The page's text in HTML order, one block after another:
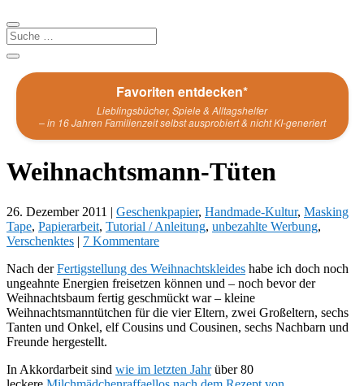
Favoriten entdecken*
Lieblingsbücher, Spiele & Alltagshelfer
– in 16 Jahren Familienzeit selbst ausprobiert & nicht KI-generiert
Weihnachtsmann-Tüten
26. Dezember 2011 | Geschenkpapier, Handmade-Kultur, Masking
Tape, Papierarbeit, Tutorial / Anleitung, unbezahlte Werbung,
Verschenktes | 7 Kommentare
Nach derFertigstellung des Weihnachtskleides habe ich doch noch
ungeahnte Energien freisetzen können und – noch bevor der
Weihnachtsbaum fertig geschmückt war – kleine
Weihnachtsmanntütchen für die vier Eltern, zwei Großeltern, sechs
Tanten und Onkel, elf Cousins und Cousinen, sechs Nachbarn und
Freunde hergestellt.
In Akkordarbeit sind wie im letzten Jahrüber 80